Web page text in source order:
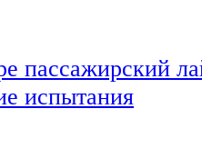
пассажирский
испытания